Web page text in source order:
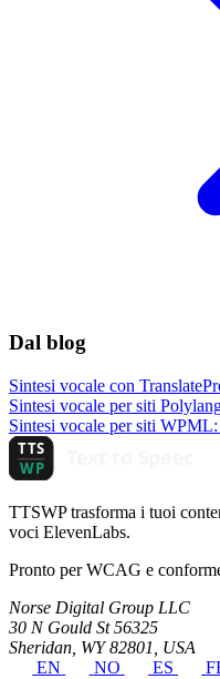
Dal blog
Sintesi vocale con
Sintesi vocale per siti
Sintesi vocale per siti
TTSWP trasforma i tuoi
voci ElevenLabs.
Pronto per WCAG e
Norse Digital Group LLC
30 N Gould St 56325
Sheridan, WY 82801, USA
EN
NO ES